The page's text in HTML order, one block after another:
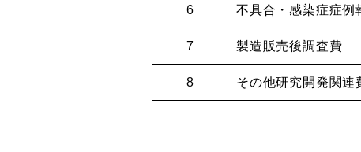
6 不具合・感染症症例
7 製造販売後調査費
8 その他研究開発関連